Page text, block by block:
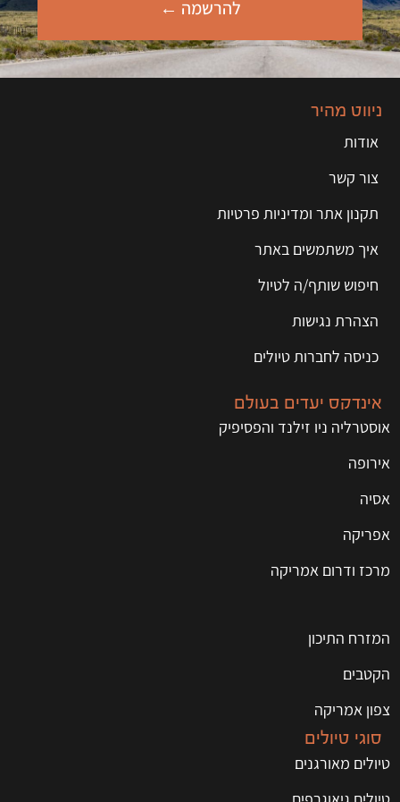
להרשמה ←
ניווט מהיר
אודות
צור קשר
תקנון אתר ומדיניות פרטיות
איך משתמשים באתר
חיפוש שותף/ה לטיול
הצהרת נגישות
כניסה לחברות טיולים
אינדקס יעדים בעולם
אוסטרליה ניו זילנד והפסיפיק
אירופה
אסיה
אפריקה
מרכז ודרום אמריקה
המזרח התיכון
הקטבים
צפון אמריקה
סוגי טיולים
טיולים מאורגנים